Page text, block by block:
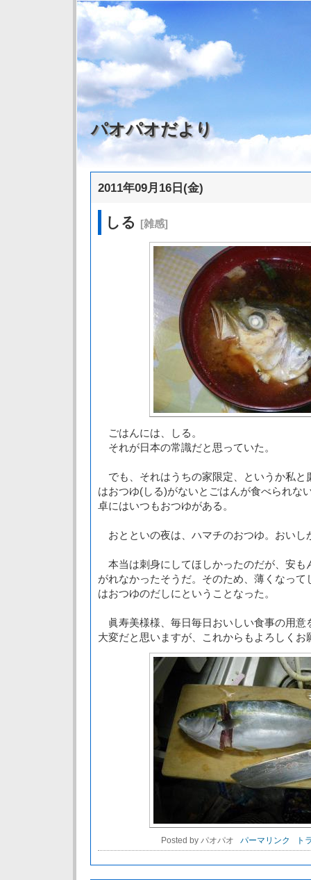
パオパオだより
2011年09月16日(金)
しる [雑感]
ごはんには、しる。
それが日本の常識だと思っていた。
でも、それはうちの家限定、というか私と
はおつゆ(しる)がないとごはんが食べられな
卓にはいつもおつゆがある。
おとといの夜は、ハマチのおつゆ。おいし
本当は刺身にしてほしかったのだが、安も
がれなかったそうだ。そのため、薄くなっ
はおつゆのだしにということなった。
眞寿美様様、毎日毎日おいしい食事の用意
大変だと思いますが、これからもよろしくお
Posted by パオパオ パーマリンク ト